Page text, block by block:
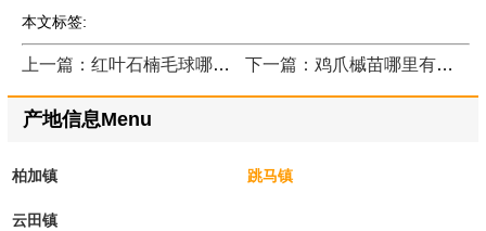
本文标签:
上一篇：红叶石楠毛球哪里有？ 下一篇：鸡爪槭苗哪里有卖？
产地信息Menu
柏加镇 跳马镇
云田镇